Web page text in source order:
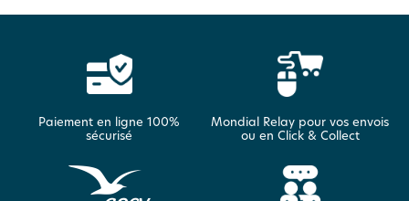
Paiement en ligne 100%
sécurisé
Mondial Relay pour vos envois
ou en Click & Collect